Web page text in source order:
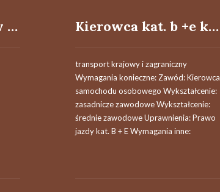
Mechanik pojazdów samochodowych Kierowca kat. b +e k/m
transport krajowy i zagraniczny
Wymagania konieczne: Zawód: Kierowca
samochodu osobowego Wykształcenie:
zasadnicze zawodowe Wykształcenie:
średnie zawodowe Uprawnienia: Prawo
jazdy kat. B + E Wymagania inne: